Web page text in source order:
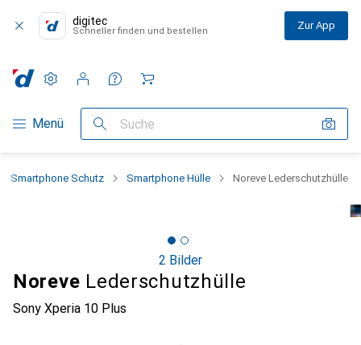
digitec
Schneller finden und bestellen Zur App
Navigation nach Kategorien
Menü Suche
Einstellungen
Kundenkonto
Vergleichslisten
Merklisten
Warenkorb
Smartphone Schutz Smartphone Hülle Noreve Lederschutzhülle
2 Bilder
Noreve Lederschutzhülle
Sony Xperia 10 Plus